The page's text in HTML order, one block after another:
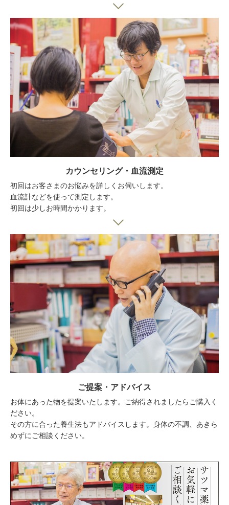
カウンセリング・血流測定
初回はお客さまのお悩みを詳しくお伺いします。
血流計などを使って測定します。
初回は少しお時間かかります。
ご提案・アドバイス
お体にあった物を提案いたします。ご納得されましたらご購入く
ださい。
その方に合った養生法もアドバイスします。身体の不調、あきら
めずにご相談ください。